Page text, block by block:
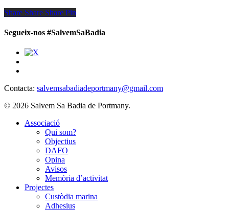
Share
Share Share Share Pin
Segueix-nos #SalvemSaBadia
Contacta: salvemsabadiadeportmany@gmail.com
© 2026 Salvem Sa Badia de Portmany.
Close
Associació
Qui som?
Objectius
DAFO
Opina
Avisos
Memòria d’activitat
Projectes
Custòdia marina
Adhesius